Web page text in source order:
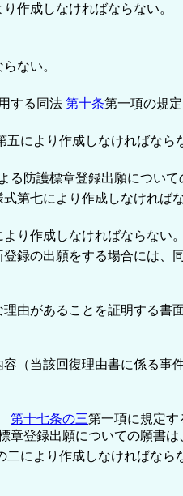
作成しなければならない。
ない。
する同法 第十条第一項の規
により作成しなければなら
る防護標章登録出願につい
第七により作成しなければな
り作成しなければならない。
録の出願をする場合には、
由があることを証明する書
当該回復理由書に係る事
第十七条の三第一項に規定
章登録出願についての願書
により作成しなければなら